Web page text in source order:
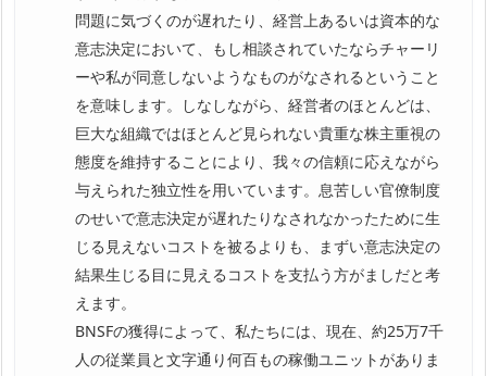
問題に気づくのが遅れたり、経営上あるいは資本的な
意志決定において、もし相談されていたならチャーリ
ーや私が同意しないようなものがなされるということ
を意味します。しなしながら、経営者のほとんどは、
巨大な組織ではほとんど見られない貴重な株主重視の
態度を維持することにより、我々の信頼に応えながら
与えられた独立性を用いています。息苦しい官僚制度
のせいで意志決定が遅れたりなされなかったために生
じる見えないコストを被るよりも、まずい意志決定の
結果生じる目に見えるコストを支払う方がましだと考
えます。
BNSFの獲得によって、私たちには、現在、約25万7千
人の従業員と文字通り何百もの稼働ユニットがありま